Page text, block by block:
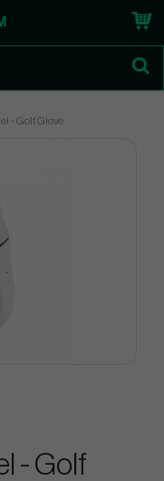
- Golf Glove
- Golf